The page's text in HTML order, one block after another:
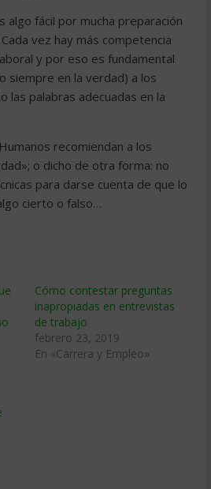
algo fácil por mucha preparación
vez hay más competencia
y por eso es fundamental
siempre en la verdad) a los
las palabras adecuadas en la
recomiendan a los
o dicho de otra forma: no
para darse cuenta de que lo
cierto o falso…
Cómo contestar preguntas
inapropiadas en entrevistas
de trabajo
febrero 23, 2019
En «Carrera y Empleo»